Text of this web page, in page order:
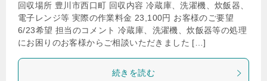
回収場所 豊川市西口町 回収内容 冷蔵庫、洗濯機、炊飯器、
電子レンジ等 実際の作業料金 23,100円 お客様のご要望
6/23希望 担当のコメント 冷蔵庫、洗濯機、炊飯器等の処理
にお困りのお客様からご相談いただきました […]
続きを読む